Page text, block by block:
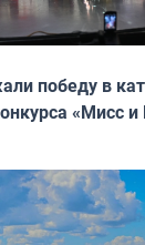
победу в
«Мисс